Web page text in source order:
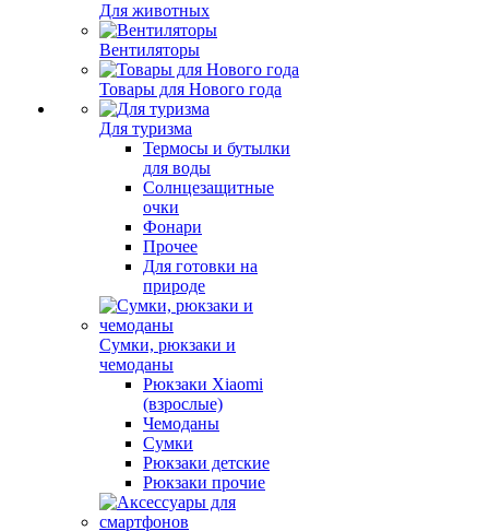
Для животных
Вентиляторы
Товары для Нового года
Для туризма
Термосы и бутылки
для воды
Солнцезащитные
очки
Фонари
Прочее
Для готовки на
природе
Сумки, рюкзаки и
чемоданы
Рюкзаки Xiaomi
(взрослые)
Чемоданы
Сумки
Рюкзаки детские
Рюкзаки прочие